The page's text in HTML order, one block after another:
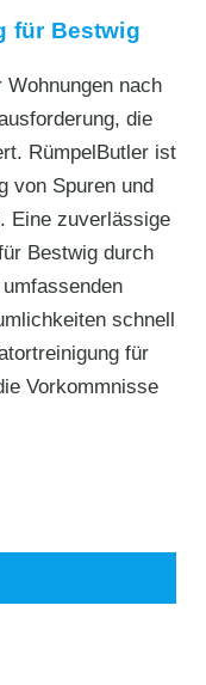
für Bestwig
Wohnungen nach
die
RümpelButler ist
von Spuren und
Eine zuverlässige
Bestwig durch
schnell
für
Vorkommnisse